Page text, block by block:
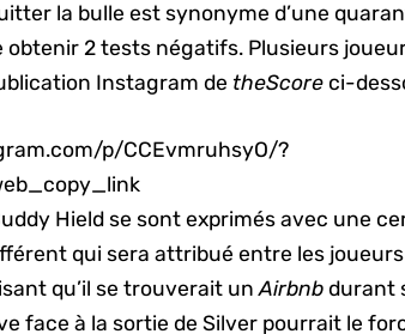
la bulle est synonyme d’une
obtenir 2 tests négatifs. Plusieurs
Instagram de theScoreci-
p/CCEvmruhsyO/?
Hield se sont exprimés avec une
qui sera attribué entre les joueurs
qu’il se trouverait unAirbnb durant
face à la sortie de Silver pourrait le